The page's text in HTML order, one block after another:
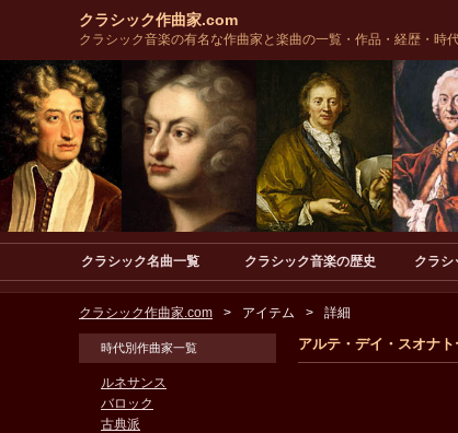
クラシック作曲家.com
クラシック音楽の有名な作曲家と楽曲の一覧・作品・経歴・時
クラシック名曲一覧 クラシック音楽の歴史 クラシ
クラシック作曲家.com アイテム 詳細
アルテ・デイ・スオナ
時代別作曲家一覧
ルネサンス
バロック
古典派